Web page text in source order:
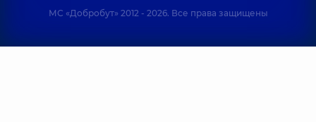
МС «Добробут» 2012 - 2026. Все права защищены